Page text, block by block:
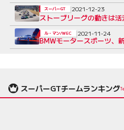
ストーブリーグの動きは
スーパーGT 2021-12-23
BMWモータースポーツ、
ル・マン/WEC 2021-11-24
スーパーGTチームランキング